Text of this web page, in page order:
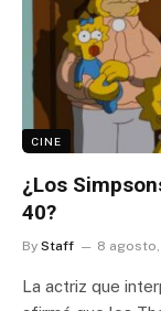
CINE
¿Los
40?
By Staff 8
La actriz que